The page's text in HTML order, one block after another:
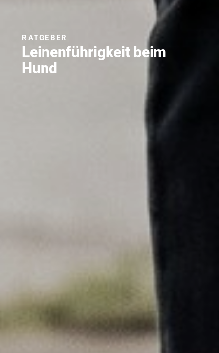
Leinenführigkeit beim
Hund
RATGEBER